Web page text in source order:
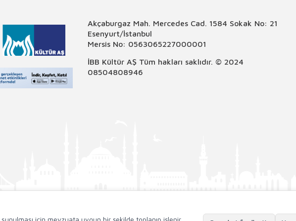
Akçaburgaz Mah. Mercedes Cad. 1584 Sokak No: 21
Esenyurt/İstanbul
Mersis No: 0563065227000001
İBB Kültür AŞ Tüm hakları saklıdır. © 2024
08504808946
için mevzuata uygun bir şekilde toplanıp işlenir.